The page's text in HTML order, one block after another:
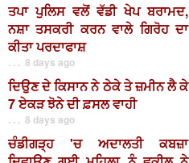
ਤਪਾ ਪੁਲਿਸ ਵਲੋਂ ਵੱਡੀ ਖੇਪ ਬਰਾਮਦ,
ਨਸ਼ਾ ਤਸਕਰੀ ਕਰਨ ਵਾਲੇ ਗਿਰੋਹ ਦਾ
ਕੀਤਾ ਪਰਦਾਫਾਸ਼
. . . 8 days ago
ਦਿਉਣ ਦੇ ਕਿਸਾਨ ਨੇ ਠੇਕੇ ਤੇ ਜ਼ਮੀਨ ਲੈ ਕੇ
7 ਏਕੜ ਝੋਨੇ ਦੀ ਫ਼ਸਲ ਵਾਹੀ
. . . 8 days ago
ਚੰਡੀਗੜ੍ਹ 'ਚ ਅਦਾਲਤੀ ਕਬਜ਼ਾ